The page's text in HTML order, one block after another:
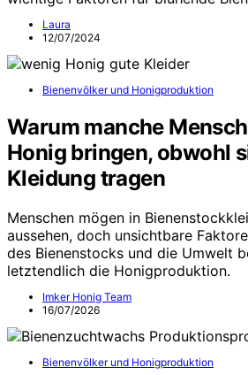
Laura
12/07/2024
Bienenvölker und Honigproduktion
Warum manche
Honig bringen, obwohl
Kleidung tragen
Menschen mögen in
aussehen, doch unsichtbare
des Bienenstocks und die Umwelt
letztendlich die Honigproduktion.
Imker Honig Team
16/07/2026
Bienenvölker und Honigproduktion